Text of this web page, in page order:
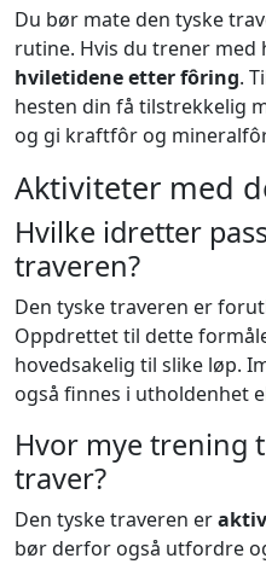
Du bør mate den tyske
rutine. Hvis du trener med
hviletidene etter fôring.
hesten din få tilstrekkelig
og gi kraftfôr og
Aktiviteter med
Hvilke idretter
traveren?
Den tyske traveren er
Oppdrettet til dette
hovedsakelig til slike løp.
også finnes i utholdenhet
Hvor mye trening
traver?
Den tyske traveren er
bør derfor også utfordre